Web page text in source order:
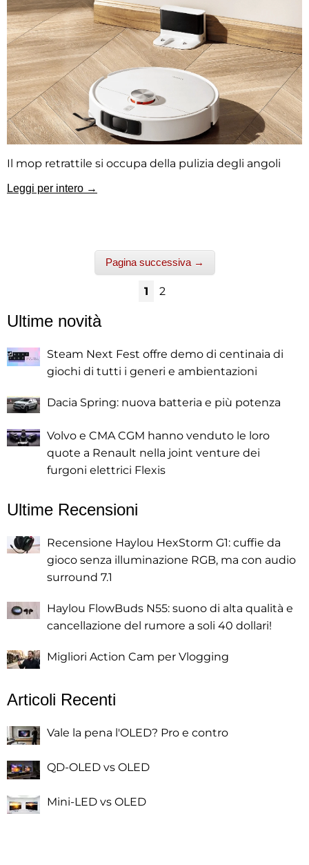
Il mop retrattile si occupa della pulizia degli angoli
Leggi per intero →
Pagina successiva →
1 2
Ultime novità
Steam Next Fest offre demo di centinaia di
giochi di tutti i generi e ambientazioni
Dacia Spring: nuova batteria e più potenza
Volvo e CMA CGM hanno venduto le loro
quote a Renault nella joint venture dei
furgoni elettrici Flexis
Ultime Recensioni
Recensione Haylou HexStorm G1: cuffie da
gioco senza illuminazione RGB, ma con audio
surround 7.1
Haylou FlowBuds N55: suono di alta qualità e
cancellazione del rumore a soli 40 dollari!
Migliori Action Cam per Vlogging
Articoli Recenti
Vale la pena l'OLED? Pro e contro
QD-OLED vs OLED
Mini-LED vs OLED